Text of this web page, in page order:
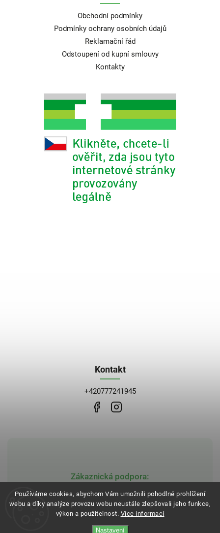
Používáme cookies, abychom Vám umožnili pohodlné prohlížení
webu a díky analýze provozu webu neustále zlepšovali jeho funkce,
výkon a použitelnost. Více informací
Nastavení
Zákaznická podpora:
obchod@bblekarna.cz
Obchodní podmínky
Podmínky ochrany osobních údajů
Reklamační řád
Odstoupení od kupní smlouvy
Kontakty
Kontakt
+420777241945